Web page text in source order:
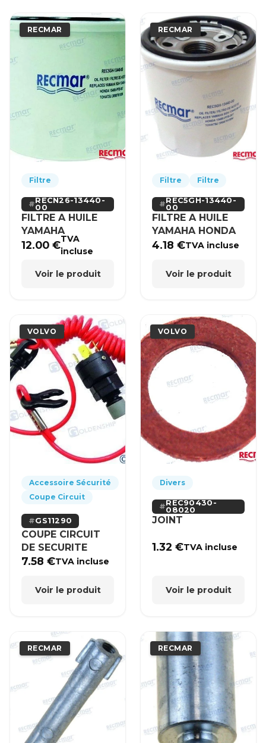
RECMAR
Filtre
RECN26-13440-
00
FILTRE A HUILE
YAMAHA
12.00€TVA
incluse
Voir le produit
RECMAR
Filtre Filtre
REC5GH-13440-
00
FILTRE A HUILE
YAMAHA HONDA
4.18€TVA incluse
Voir le produit
VOLVO
Accessoire Sécurité
Coupe Circuit
GS11290
COUPE CIRCUIT
DE SECURITE
7.58€TVA incluse
Voir le produit
VOLVO
Divers
REC90430-
08020
JOINT
1.32€TVA incluse
Voir le produit
RECMAR RECMAR